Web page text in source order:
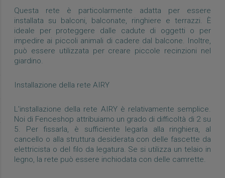
Questa rete è particolarmente adatta per essere
installata su balconi, balconate, ringhiere e terrazzi. È
ideale per proteggere dalle cadute di oggetti o per
impedire ai piccoli animali di cadere dal balcone. Inoltre,
può essere utilizzata per creare piccole recinzioni nel
giardino.
Installazione della rete AIRY
L'installazione della rete AIRY è relativamente semplice.
Noi di Fenceshop attribuiamo un grado di difficoltà di 2 su
5. Per fissarla, è sufficiente legarla alla ringhiera, al
cancello o alla struttura desiderata con delle fascette da
elettricista o del filo da legatura. Se si utilizza un telaio in
legno, la rete può essere inchiodata con delle camrette.